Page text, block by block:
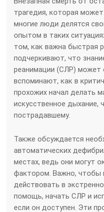
трагедия, которая
многие люди делятся
опытом в таких
том, как важна быстрая
подчеркивают, что
реанимации (СЛР) может
вспоминают, как в
прохожих начал делать
искусственное дыхание,
пострадавшему.
Также обсуждается
автоматических
местах, ведь они могут
фактором. Важно, чтобы
действовать в
помощь, начать СЛР и
если он доступен. Эти